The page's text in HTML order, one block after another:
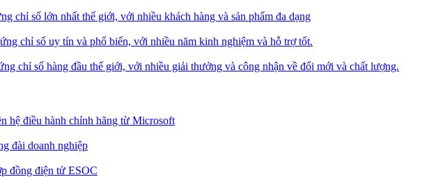
chỉ số lớn nhất thế giới, với nhiều khách hàng và sản phẩm đa dạng
chỉ số uy tín và phổ biến, với nhiều năm kinh nghiệm và hỗ trợ tốt.
chỉ số hàng đầu thế giới, với nhiều giải thưởng và công nhận về đổi mới và chất lượng.
hệ điều hành chính hãng từ Microsoft
đài doanh nghiệp
đồng điện tử ESOC